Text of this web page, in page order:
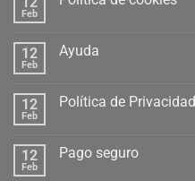
Feb
12
Feb
Ayuda
12
Feb
Política de Privacidad
12
Feb
Pago seguro